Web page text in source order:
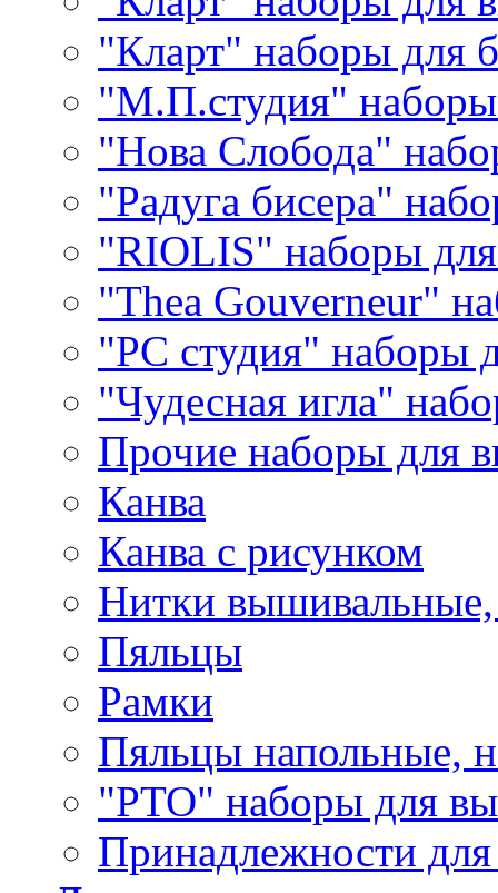
"Кларт" наборы для
"М.П.студия"
"Нова Слобода"
"Радуга бисера"
"RIOLIS" наборы
"Thea Gouverneur"
"РС студия" наборы
"Чудесная игла"
Прочие наборы для
Канва
Канва с рисунком
Нитки
Пяльцы
Рамки
Пяльцы напольные,
"РТО" наборы для
Принадлежности